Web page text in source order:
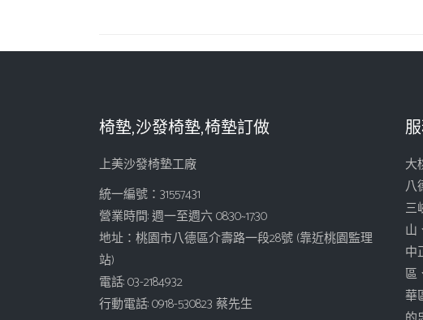
椅墊,沙發椅墊,椅墊訂做
上美沙發椅墊工廠
統一編號：31557431
營業時間: 週一至週六 08:30~17:30
地址：桃園市八德區介壽路一段28號 (靠近桃園監理
站)
電話: 03-2184932
行動電話: 0918-530823 蔡先生
大
八
三
山
中
區
華